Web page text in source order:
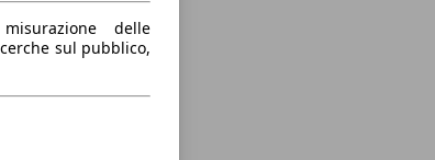
delle
sul pubblico,